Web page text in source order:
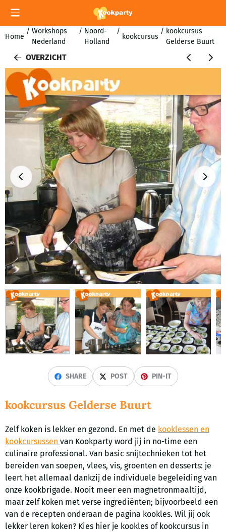
Cookievoorkeuren zijn momenteel gesloten.
Home
/ Workshops
Nederland
/ Noord-
Holland
/
kookcursus
/ kookcursus
Gelderse Buurt
OVERZICHT
SHARE POST PIN-IT
kookcursus Gelderse Buurt
Zelf koken is lekker en gezond. En met de kooklessen en
kookcursussen van Kookparty word jij in no-time een
culinaire professional. Van basic snijtechnieken tot het
bereiden van soepen, vlees, vis, groenten en desserts: je
leert het allemaal dankzij de individuele begeleiding van
onze kookbrigade. Nooit meer een magnetronmaaltijd,
maar zelf koken met verse ingrediënten; bijvoorbeeld een
van de recepten onderaan de pagina kookles. Wil jij ook
lekker leren koken? Kies hier je kookles of kookcursus in